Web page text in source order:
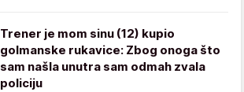
Trener je mom sinu (12) kupio
golmanske rukavice: Zbog onoga što
sam našla unutra sam odmah zvala
policiju